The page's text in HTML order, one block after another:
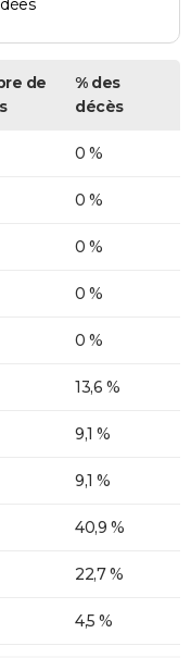
de
% des
décès
0 %
0 %
0 %
0 %
0 %
13,6 %
9,1 %
9,1 %
40,9 %
22,7 %
4,5 %